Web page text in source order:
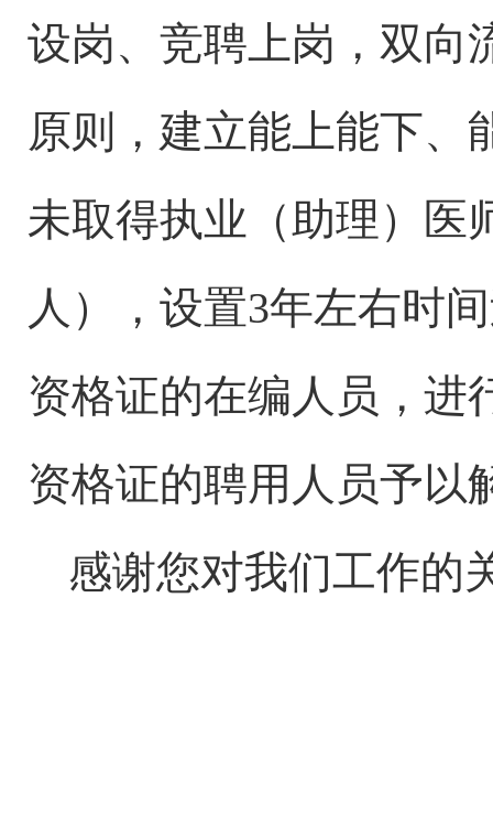
设岗、 竞聘上岗 ，双
原则，建立能上能下、
未取得执业（助理）医
人）
，设置3年左右时
资格证的在编人员 ，
资格证的聘用 人员予以
感谢您对我们工作的